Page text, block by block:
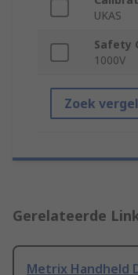
UKAS
Safety
1000V
Zoek
Gerelateerde
Metrix Handheld